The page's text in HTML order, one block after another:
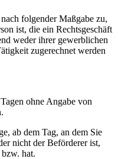
folgender Maßgabe zu,
ist, die ein Rechtsgeschäft
weder ihrer gewerblichen
zugerechnet werden
ohne Angabe von
ab dem Tag, an dem Sie
nicht der Beförderer ist,
hat.